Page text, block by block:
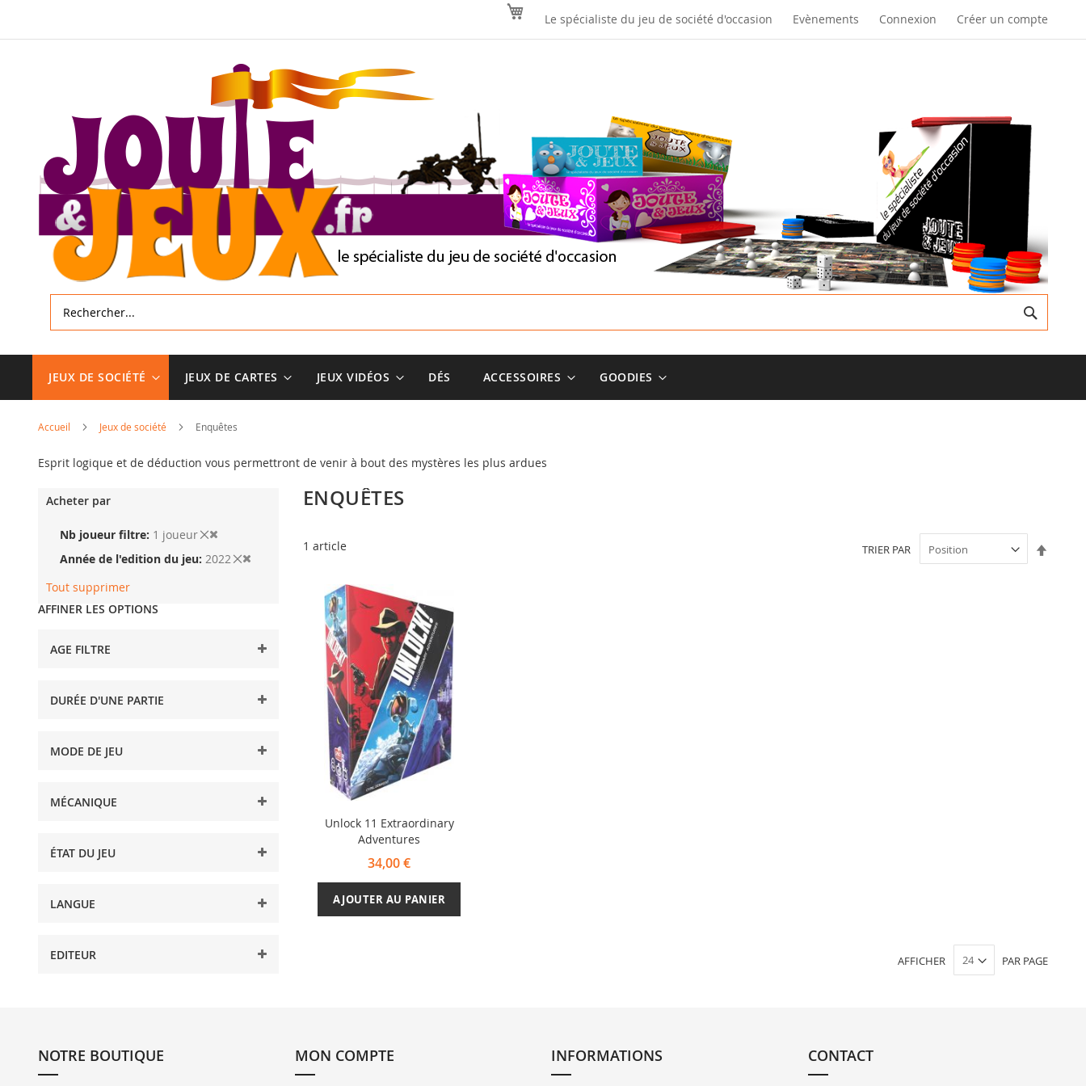
contenu
Le spécialiste du jeu de société d'occasion Evènements Connexion Créer un compte
JEUX DE SOCIÉTÉ JEUX DE CARTES JEUX VIDÉOS DÉS ACCESSOIRES GOODIES
Accueil Jeux de société Enquêtes
Esprit logique et de déduction vous permettront de venir à bout des mystères les plus ardues
ENQUÊTES
1 article TRIER PAR
Unlock 11 Extraordinary
Adventures
34,00 €
AJOUTER AU PANIER
AFFICHER PAR PAGE
Acheter par
Nb joueur filtre 1 joueur
Année de l'edition du jeu 2022
Tout supprimer
AFFINER LES OPTIONS
AGE FILTRE
DURÉE D'UNE PARTIE
MODE DE JEU
MÉCANIQUE
ÉTAT DU JEU
LANGUE
EDITEUR
NOTRE BOUTIQUE MON COMPTE INFORMATIONS CONTACT